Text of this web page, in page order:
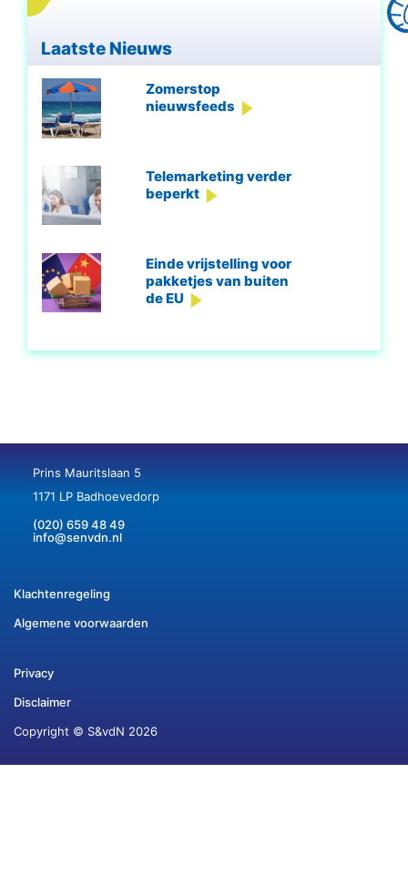
Laatste Nieuws
Zomerstop
nieuwsfeeds
Telemarketing verder
beperkt
Einde vrijstelling voor
pakketjes van buiten
de EU
Prins Mauritslaan 5
1171 LP Badhoevedorp
(020) 659 48 49
info@senvdn.nl
Klachtenregeling
Algemene voorwaarden
Privacy
Disclaimer
Copyright © S&vdN 2026